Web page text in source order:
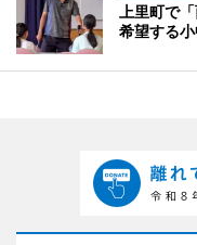
上里町で
希望する